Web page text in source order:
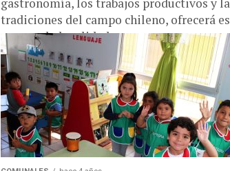
tradiciones del campo chileno, ofrecerá
semana la localidad...